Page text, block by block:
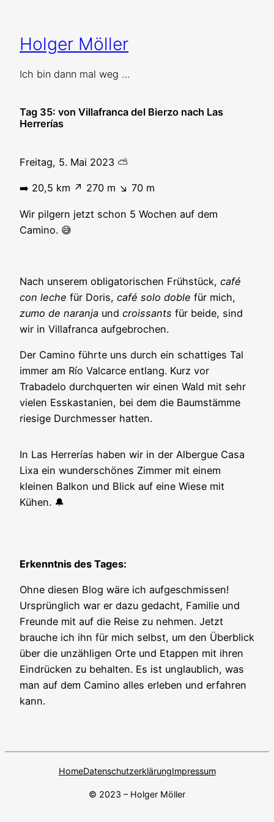
springen
Holger Möller
Ich bin dann mal weg …
Tag 35: von Villafranca del Bierzo nach Las
Herrerías
Freitag, 5. Mai 2023 ⛅️
➡️ 20,5 km ↗️ 270 m ↘️ 70 m
Wir pilgern jetzt schon 5 Wochen auf dem
Camino. 😅
Nach unserem obligatorischen Frühstück, café
con leche für Doris, café solo doble für mich,
zumo de naranja und croissants für beide, sind
wir in Villafranca aufgebrochen.
Der Camino führte uns durch ein schattiges Tal
immer am Río Valcarce entlang. Kurz vor
Trabadelo durchquerten wir einen Wald mit sehr
vielen Esskastanien, bei dem die Baumstämme
riesige Durchmesser hatten.
In Las Herrerías haben wir in der Albergue Casa
Lixa ein wunderschönes Zimmer mit einem
kleinen Balkon und Blick auf eine Wiese mit
Kühen. 🔔
Erkenntnis des Tages:
Ohne diesen Blog wäre ich aufgeschmissen!
Ursprünglich war er dazu gedacht, Familie und
Freunde mit auf die Reise zu nehmen. Jetzt
brauche ich ihn für mich selbst, um den Überblick
über die unzähligen Orte und Etappen mit ihren
Eindrücken zu behalten. Es ist unglaublich, was
man auf dem Camino alles erleben und erfahren
kann.
HomeDatenschutzerklärungImpressum
© 2023 – Holger Möller